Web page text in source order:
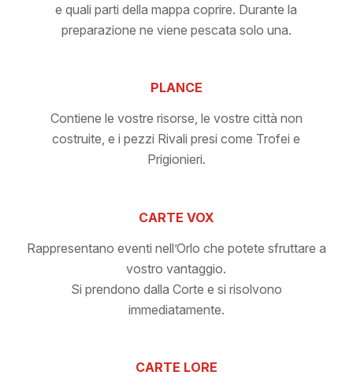
e quali parti della mappa coprire. Durante la
preparazione ne viene pescata solo una.
PLANCE
Contiene le vostre risorse, le vostre città non
costruite, e i pezzi Rivali presi come Trofei e
Prigionieri.
CARTE VOX
Rappresentano eventi nell’Orlo che potete sfruttare a
vostro vantaggio.
Si prendono dalla Corte e si risolvono
immediatamente.
CARTE LORE